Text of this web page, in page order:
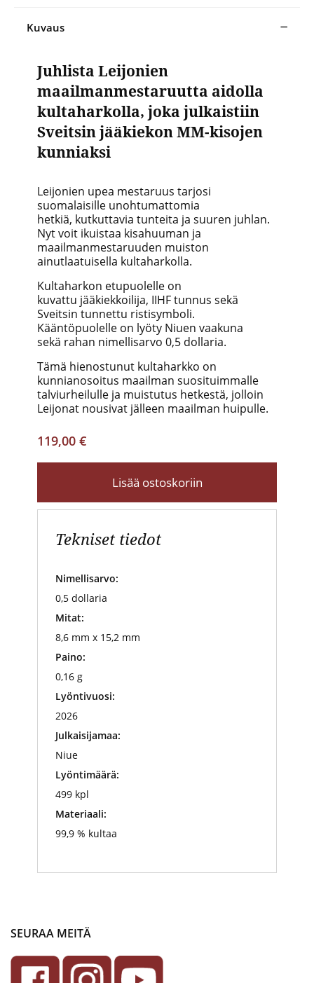
Kuvaus
Juhlista Leijonien
maailmanmestaruutta aidolla
kultaharkolla, joka julkaistiin
Sveitsin jääkiekon MM-kisojen
kunniaksi
Leijonien upea mestaruus tarjosi
suomalaisille unohtumattomia
hetkiä, kutkuttavia tunteita ja suuren juhlan.
Nyt voit ikuistaa kisahuuman ja
maailmanmestaruuden muiston
ainutlaatuisella kultaharkolla.
Kultaharkon etupuolelle on
kuvattu jääkiekkoilija, IIHF tunnus sekä
Sveitsin tunnettu ristisymboli.
Kääntöpuolelle on lyöty Niuen vaakuna
sekä rahan nimellisarvo 0,5 dollaria.
Tämä hienostunut kultaharkko on
kunnianosoitus maailman suosituimmalle
talviurheilulle ja muistutus hetkestä, jolloin
Leijonat nousivat jälleen maailman huipulle.
119,00 €
Lisää ostoskoriin
Tekniset tiedot
Nimellisarvo:
0,5 dollaria
Mitat:
8,6 mm x 15,2 mm
Paino:
0,16 g
Lyöntivuosi:
2026
Julkaisijamaa:
Niue
Lyöntimäärä:
499 kpl
Materiaali:
99,9 % kultaa
SEURAA MEITÄ